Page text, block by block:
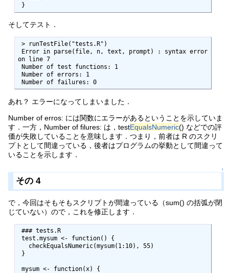
}
そしてテスト．
on line 7
Number of failures: 0
あれ？ エラーになってしまいました．
Number of erros: には関数にエラーがあるということを示していま
す．一方，Number of filures: は，testEqualsNumeric() などでの評
価が失敗していることを意味します．つまり，前者は R のスクリ
プトとして間違っている，後者はプログラムの挙動として間違って
いることを示します．
↑
その 4
で，今回はそもそもスクリプトが間違っている（sum() の括弧が閉
じていない）ので，これを修正します．